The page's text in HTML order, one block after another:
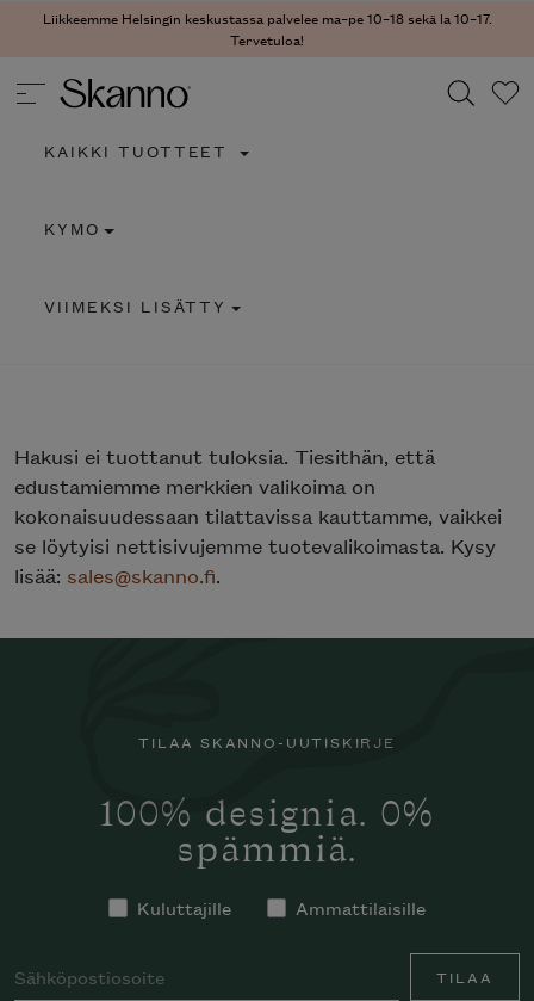
Liikkeemme Helsingin keskustassa palvelee ma–pe 10–18 sekä la 10–17.
Tervetuloa!
Type 2 or more characters for results.
KAIKKI TUOTTEET
KYMO
VIIMEKSI LISÄTTY
Hakusi ei tuottanut tuloksia. Tiesithän, että
edustamiemme merkkien valikoima on
kokonaisuudessaan tilattavissa kauttamme, vaikkei
se löytyisi nettisivujemme tuotevalikoimasta. Kysy
lisää: sales@skanno.fi.
TILAA SKANNO-UUTISKIRJE
100% designia. 0%
spämmiä.
Kuluttajille Ammattilaisille
TILAA